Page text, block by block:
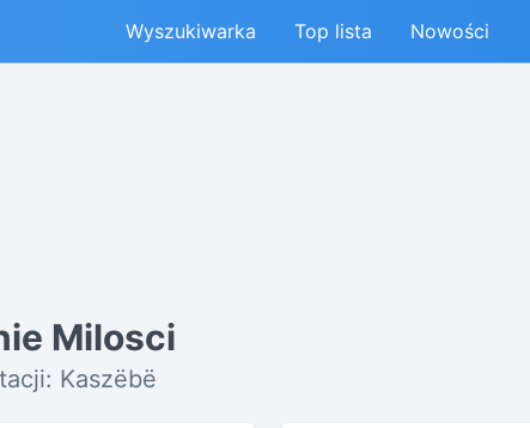
Wyszukiwarka Top lista Nowości
Milosci
Kaszëbë